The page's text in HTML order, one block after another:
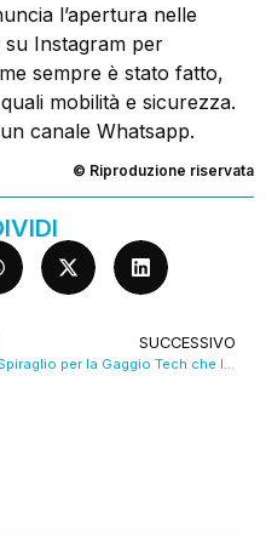
l’apertura nelle
su Instagram per
sempre è stato fatto,
mobilità e sicurezza.
canale Whatsapp.
© Riproduzione riservata
SUCCESSIVO